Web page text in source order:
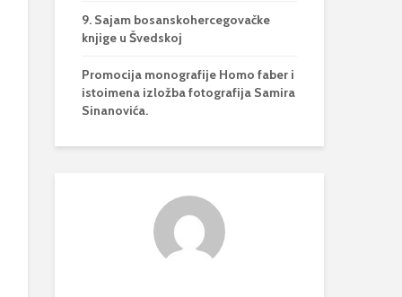
9. Sajam bosanskohercegovačke
knjige u Švedskoj
Promocija monografije Homo faber i
istoimena izložba fotografija Samira
Sinanovića.